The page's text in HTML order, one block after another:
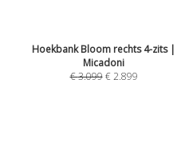
Hoekbank Bloom rechts 4-zits |
Micadoni
€3.099 €2.899